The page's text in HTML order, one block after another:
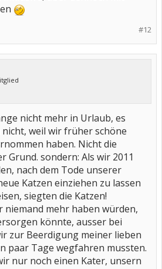
#12
nicht mehr in Urlaub, es
weil wir früher schöne
haben. Nicht die
Grund. sondern: Als wir 2011
nach dem Tode unserer
Katzen einziehen zu lassen
siegten die Katzen!
niemand mehr haben würden,
könnte, ausser bei
zur Beerdigung meiner lieben
paar Tage wegfahren mussten.
nur noch einen Kater, unsern